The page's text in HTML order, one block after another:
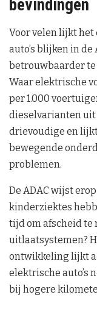
bevindingen
Voor velen lijkt het
auto’s blijken in
betrouwbaarder
Waar elektrische
per 1.000
dieselvarianten uit
drievoudige en
bewegende
problemen.
De ADAC wijst
kinderziektes
tijd om afscheid te
uitlaatsystemen?
ontwikkeling lijkt
elektrische auto’s
bij hogere